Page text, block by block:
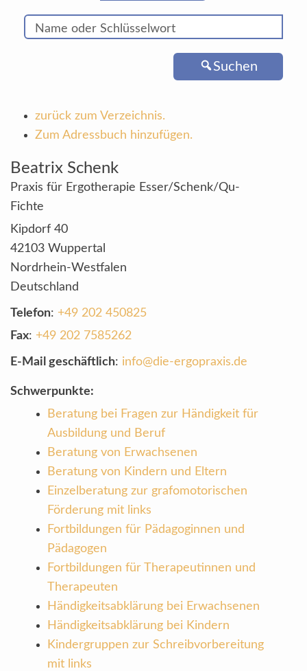
Suchen
zurück zum Verzeichnis.
Zum Adressbuch hinzufügen.
Beatrix Schenk
Praxis für Ergotherapie Esser/Schenk/Qu-
Fichte
Kipdorf 40
42103 Wuppertal
Nordrhein-Westfalen
Deutschland
Telefon: +49 202 450825
Fax: +49 202 7585262
E-Mail geschäftlich: info@die-ergopraxis.de
Schwerpunkte:
Beratung bei Fragen zur Händigkeit für
Ausbildung und Beruf
Beratung von Erwachsenen
Beratung von Kindern und Eltern
Einzelberatung zur grafomotorischen
Förderung mit links
Fortbildungen für Pädagoginnen und
Pädagogen
Fortbildungen für Therapeutinnen und
Therapeuten
Händigkeitsabklärung bei Erwachsenen
Händigkeitsabklärung bei Kindern
Kindergruppen zur Schreibvorbereitung
mit links